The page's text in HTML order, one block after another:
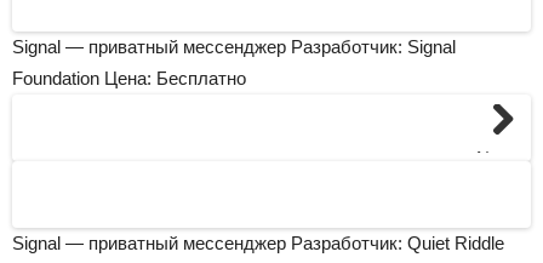
Signal — приватный мессенджер Разработчик: Signal
Foundation Цена: Бесплатно
Next
Signal — приватный мессенджер Разработчик: Quiet Riddle